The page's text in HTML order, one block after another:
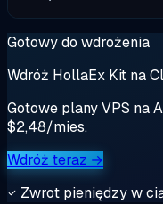
Gotowy do wdrożenia
Wdróż HollaEx Kit na
Gotowe plany VPS na
$2,48/mies.
Wdróż teraz →
Zwrot pieniędzy w